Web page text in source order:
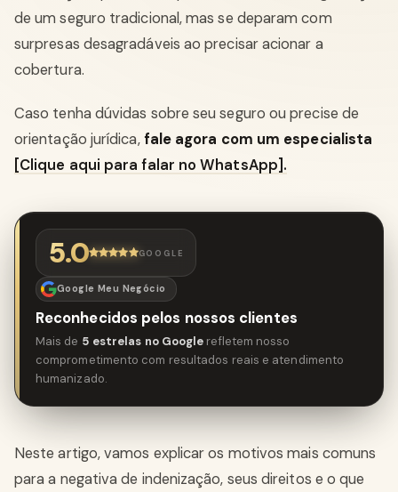
de um seguro tradicional, mas se deparam com
surpresas desagradáveis ao precisar acionar a
cobertura.
Caso tenha dúvidas sobre seu seguro ou precise de
orientação jurídica,fale agora com um especialista
[Clique aqui para falar no WhatsApp].
5.0 GOOGLE
Google Meu Negócio
Reconhecidos pelos nossos clientes
Mais de 5 estrelas no Google refletem nosso
comprometimento com resultados reais e atendimento
humanizado.
Neste artigo, vamos explicar os motivos mais comuns
para a negativa de indenização, seus direitos e o que